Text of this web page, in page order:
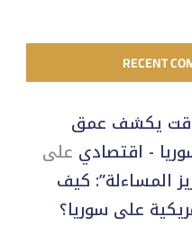
RECENT
يكشف عمق
- اقتصادي على
المساءلة”: كيف
على سوريا؟